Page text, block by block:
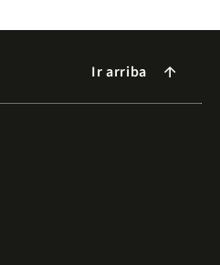
Ir arriba arrow_forward